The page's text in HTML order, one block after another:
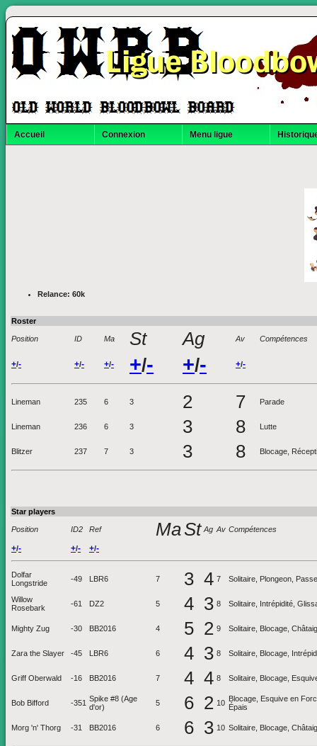
Ligue
Accueil Connexion Menu ligue
Relance: 60k
Roster
Position ID Ma St Ag Av Compétences
+/- +/- +/- +/- +/- +/-
Lineman 235 6 3 2 7 Parade
Lineman 236 6 3 3 8 Lutte
Blitzer 237 7 3 3 8 Blocage,
Star players
Position ID2 Ref MaSt Ag Av Compétences
+/- +/- +/-
Dolfar
Longstride
-49 LBR6 7 3 4 7 Solitaire, Plongeon,
Willow
Rosebark
-61 DZ2 5 4 3 8 Solitaire, Intrépidité,
Mighty Zug -30 BB2016 4 5 2 9 Solitaire, Blocage,
Zara the Slayer -45 LBR6 6 4 3 8 Solitaire, Blocage,
Griff Oberwald -16 BB2016 7 4 4 8 Solitaire, Blocage,
Bob Bifford -351 Spike #8 (Age
d'or)
5 6 2 10 Blocage, Esquive en
Épais
Morg 'n' Thorg -31 BB2016 6 6 3 10 Solitaire, Blocage,